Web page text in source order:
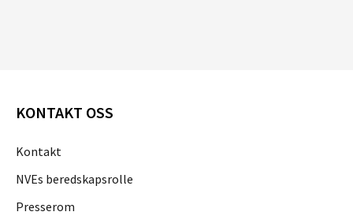
KONTAKT OSS
Kontakt
NVEs beredskapsrolle
Presserom